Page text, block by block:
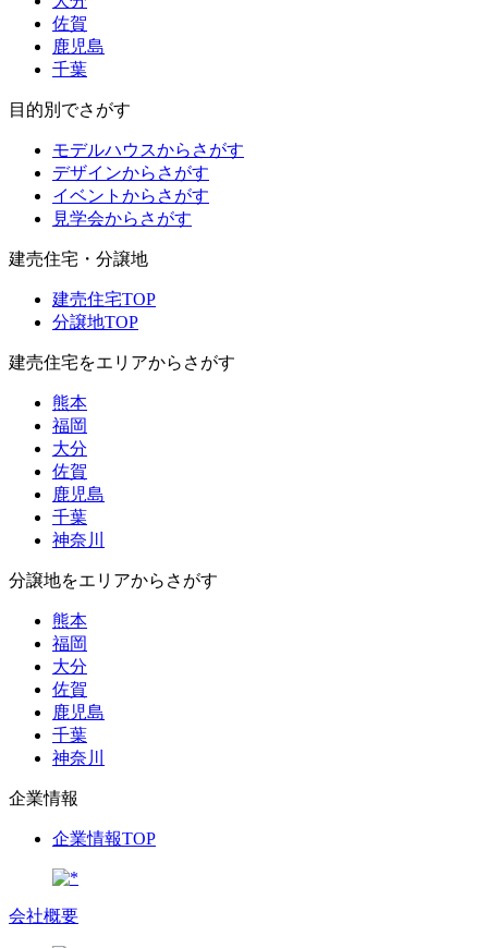
佐賀
鹿児島
千葉
目的別でさがす
モデルハウスからさがす
デザインからさがす
イベントからさがす
見学会からさがす
建売住宅・分譲地
建売住宅TOP
分譲地TOP
建売住宅をエリアからさがす
熊本
福岡
大分
佐賀
鹿児島
千葉
神奈川
分譲地をエリアからさがす
熊本
福岡
大分
佐賀
鹿児島
千葉
神奈川
企業情報
企業情報TOP
会社概要